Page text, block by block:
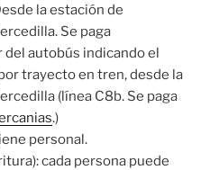
la estación de
Se paga
autobús indicando el
trayecto en tren, desde la
(línea C8b. Se paga
.)
personal.
cada persona puede